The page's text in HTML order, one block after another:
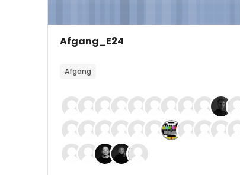
Forsidebillede
Kursusnavn
Afgang_E24
Afgang